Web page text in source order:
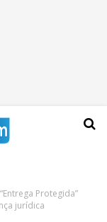
Protegida”
jurídica